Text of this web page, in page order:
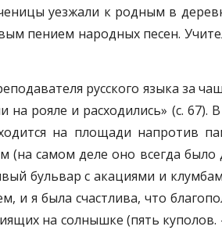
уезжали к родным в
пением народных песен.
русского языка за
рояле и расходились» (с.
на площади напротив
самом деле оно всегда было
бульвар с акациями и
я была счастлива, что
на солнышке (пять